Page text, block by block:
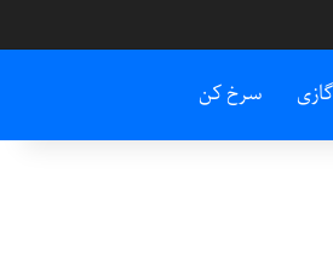
سرخ کن